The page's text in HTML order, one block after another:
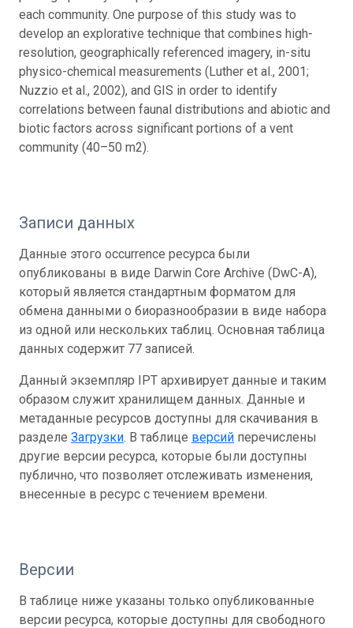
each community. One purpose of this study was to
develop an explorative technique that combines high-
resolution, geographically referenced imagery, in-situ
physico-chemical measurements (Luther et al., 2001;
Nuzzio et al., 2002), and GIS in order to identify
correlations between faunal distributions and abiotic and
biotic factors across significant portions of a vent
community (40–50 m2).
Записи данных
Данные этого occurrence ресурса были
опубликованы в виде Darwin Core Archive (DwC-A),
который является стандартным форматом для
обмена данными о биоразнообразии в виде набора
из одной или нескольких таблиц. Основная таблица
данных содержит 77 записей.
Данный экземпляр IPT архивирует данные и таким
образом служит хранилищем данных. Данные и
метаданные ресурсов доступны для скачивания в
разделе Загрузки. В таблице версий перечислены
другие версии ресурса, которые были доступны
публично, что позволяет отслеживать изменения,
внесенные в ресурс с течением времени.
Версии
В таблице ниже указаны только опубликованные
версии ресурса, которые доступны для свободного